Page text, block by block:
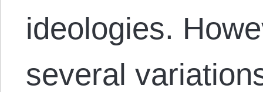
ideologies.
several